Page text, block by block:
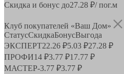
Скидка и бонус до27.28 ₽/ пог.м
Клуб покупателей «Ваш Дом»
СтатусСкидкаБонусВыгода
ЭКСПЕРТ22.26 ₽5.03 ₽27.28 ₽
ПРОФИ14 ₽3.77 ₽17.77 ₽
МАСТЕР-3.77 ₽3.77 ₽